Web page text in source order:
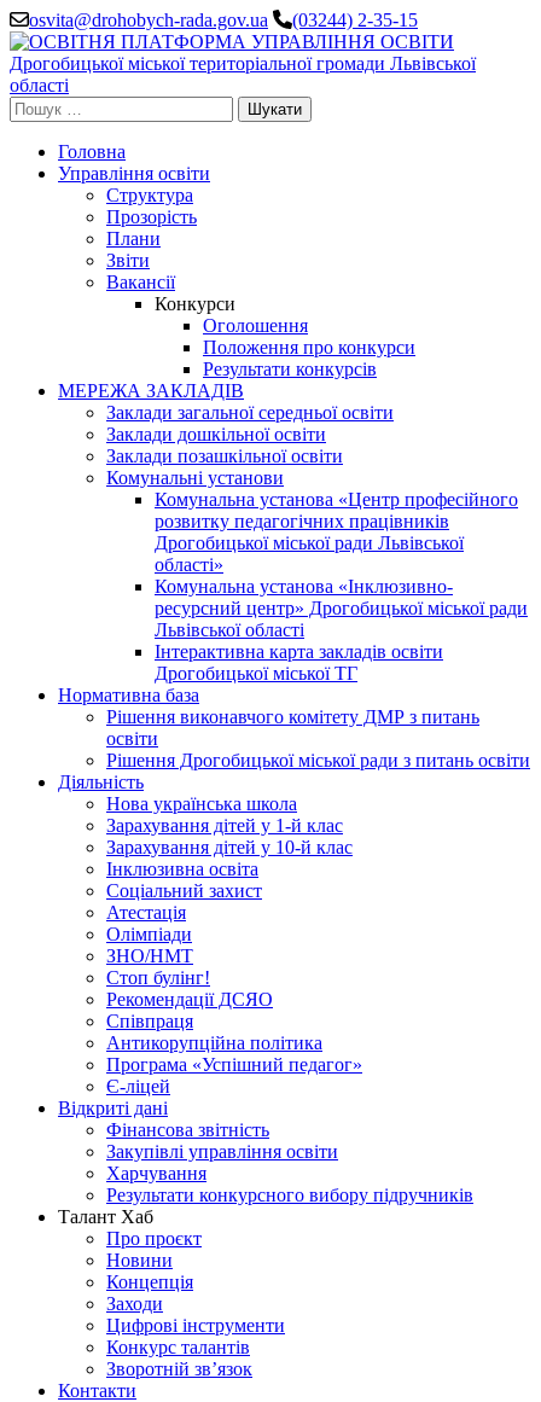
Перейти
до
вмісту
(натисніть
Enter)
osvita@drohobych-rada.gov.ua (03244) 2-35-15
Пошук:
Головна
Управління освіти
Структура
Прозорість
Плани
Звіти
Вакансії
Конкурси
Оголошення
Положення про конкурси
Результати конкурсів
МЕРЕЖА ЗАКЛАДІВ
Заклади загальної середньої освіти
Заклади дошкільної освіти
Заклади позашкільної освіти
Комунальні установи
Комунальна установа «Центр професійного
розвитку педагогічних працівників
Дрогобицької міської ради Львівської
області»
Комунальна установа «Інклюзивно-
ресурсний центр» Дрогобицької міської ради
Львівської області
Інтерактивна карта закладів освіти
Дрогобицької міської ТГ
Нормативна база
Рішення виконавчого комітету ДМР з питань
освіти
Рішення Дрогобицької міської ради з питань освіти
Діяльність
Нова українська школа
Зарахування дітей у 1-й клас
Зарахування дітей у 10-й клас
Інклюзивна освіта
Соціальний захист
Атестація
Олімпіади
ЗНО/НМТ
Стоп булінг!
Рекомендації ДСЯО
Співпраця
Антикорупційна політика
Програма «Успішний педагог»
Є-ліцей
Відкриті дані
Фінансова звітність
Закупівлі управління освіти
Харчування
Результати конкурсного вибору підручників
Талант Хаб
Про проєкт
Новини
Концепція
Заходи
Цифрові інструменти
Конкурс талантів
Зворотній зв’язок
Контакти